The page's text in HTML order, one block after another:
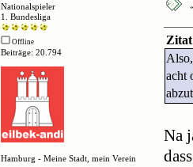
Nationalspieler
1. Bundesliga
Offline
Beiträge: 20.794
Hamburg - Meine Stadt, mein Verein
Zitat
acht
Na